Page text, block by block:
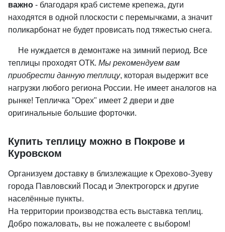
важно - благодаря краб системе крепежа, дуги
находятся в одной плоскости с перемычками, а значит
поликарбонат не будет провисать под тяжестью снега.
Не нуждается в демонтаже на зимний период. Все
теплицы проходят ОТК. Мы рекомендуем вам
приобрести данную теплицу, которая выдержит все
нагрузки любого региона России. Не имеет аналогов на
рынке! Тепличка "Орех" имеет 2 двери и две
оригинальные большие форточки.
Купить теплицу можно в Покрове и
Куровском
Организуем доставку в близлежащие к Орехово-Зуеву
города Павловский Посад и Электрогорск и другие
населённые пункты.
На территории производства есть выставка теплиц.
Добро пожаловать, вы не пожалеете с выбором!